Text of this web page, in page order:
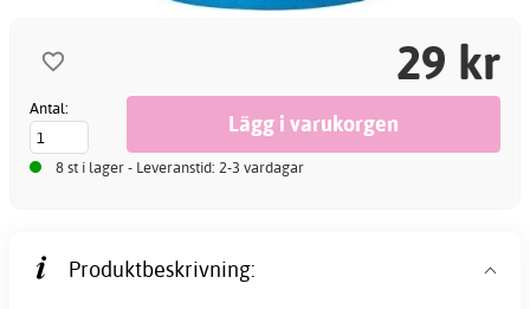
29 kr
Antal:
8 st i lager - Leveranstid: 2-3 vardagar
Produktbeskrivning: